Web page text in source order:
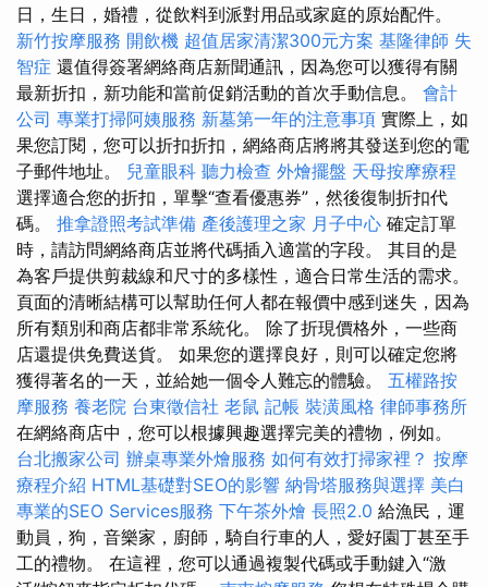
日，生日，婚禮，從飲料到派對用品或家庭的原始配件。
新竹按摩服務 開飲機 超值居家清潔300元方案 基隆律師 失
智症 還值得簽署網絡商店新聞通訊，因為您可以獲得有關
最新折扣，新功能和當前促銷活動的首次手動信息。 會計
公司 專業打掃阿姨服務 新墓第一年的注意事項 實際上，如
果您訂閱，您可以折扣折扣，網絡商店將將其發送到您的電
子郵件地址。 兒童眼科 聽力檢查 外燴擺盤 天母按摩療程
選擇適合您的折扣，單擊“查看優惠券”，然後復制折扣代
碼。 推拿證照考試準備 產後護理之家 月子中心 確定訂單
時，請訪問網絡商店並將代碼插入適當的字段。 其目的是
為客戶提供剪裁線和尺寸的多樣性，適合日常生活的需求。
頁面的清晰結構可以幫助任何人都在報價中感到迷失，因為
所有類別和商店都非常系統化。 除了折現價格外，一些商
店還提供免費送貨。 如果您的選擇良好，則可以確定您將
獲得著名的一天，並給她一個令人難忘的體驗。 五權路按
摩服務 養老院 台東徵信社 老鼠 記帳 裝潢風格 律師事務所
在網絡商店中，您可以根據興趣選擇完美的禮物，例如。
台北搬家公司 辦桌專業外燴服務 如何有效打掃家裡？ 按摩
療程介紹 HTML基礎對SEO的影響 納骨塔服務與選擇 美白
專業的SEO Services服務 下午茶外燴 長照2.0 給漁民，運
動員，狗，音樂家，廚師，騎自行車的人，愛好園丁甚至手
工的禮物。 在這裡，您可以通過複製代碼或手動鍵入“激